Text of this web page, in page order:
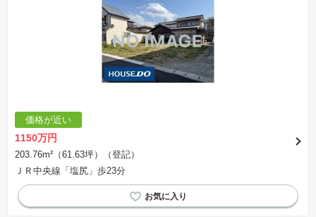
価格が近い
1150万円
203.76m²（61.63坪）（登記）
ＪＲ中央線「塩尻」歩23分